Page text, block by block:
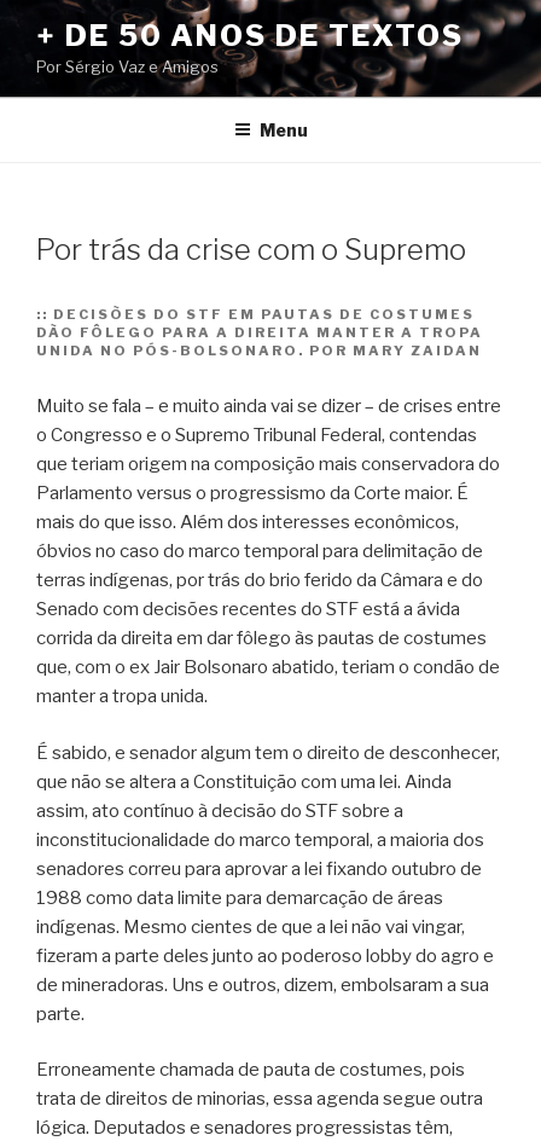
conteúdo
+ DE 50 ANOS DE TEXTOS
Por Sérgio Vaz e Amigos
Menu
Por trás da crise com o Supremo
:: DECISÕES DO STF EM PAUTAS DE COSTUMES
DÃO FÔLEGO PARA A DIREITA MANTER A TROPA
UNIDA NO PÓS-BOLSONARO. POR MARY ZAIDAN
Muito se fala – e muito ainda vai se dizer – de crises entre
o Congresso e o Supremo Tribunal Federal, contendas
que teriam origem na composição mais conservadora do
Parlamento versus o progressismo da Corte maior. É
mais do que isso. Além dos interesses econômicos,
óbvios no caso do marco temporal para delimitação de
terras indígenas, por trás do brio ferido da Câmara e do
Senado com decisões recentes do STF está a ávida
corrida da direita em dar fôlego às pautas de costumes
que, com o ex Jair Bolsonaro abatido, teriam o condão de
manter a tropa unida.
É sabido, e senador algum tem o direito de desconhecer,
que não se altera a Constituição com uma lei. Ainda
assim, ato contínuo à decisão do STF sobre a
inconstitucionalidade do marco temporal, a maioria dos
senadores correu para aprovar a lei fixando outubro de
1988 como data limite para demarcação de áreas
indígenas. Mesmo cientes de que a lei não vai vingar,
fizeram a parte deles junto ao poderoso lobby do agro e
de mineradoras. Uns e outros, dizem, embolsaram a sua
parte.
Erroneamente chamada de pauta de costumes, pois
trata de direitos de minorias, essa agenda segue outra
lógica. Deputados e senadores progressistas têm,